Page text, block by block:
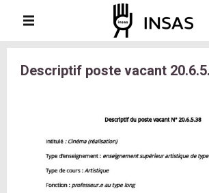
Descriptif poste vacant